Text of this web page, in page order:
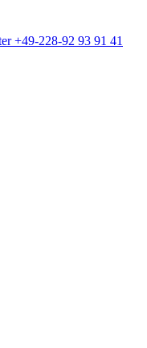
+49-228-92 93 91 41